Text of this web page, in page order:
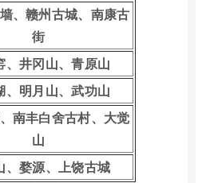
、赣州古城、南康古
街
、井冈山、青原山
、明月山、武功山
南丰白舍古村、大觉
山
、婺源、上饶古城